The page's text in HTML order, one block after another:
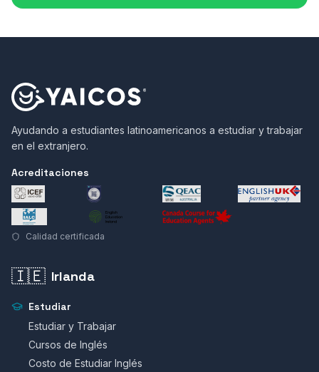
Ayudando a estudiantes latinoamericanos a estudiar y trabajar
en el extranjero.
Acreditaciones
Calidad certificada
🇮🇪 Irlanda
Estudiar
Estudiar y Trabajar
Cursos de Inglés
Costo de Estudiar Inglés